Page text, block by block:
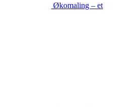
Økomaling – et